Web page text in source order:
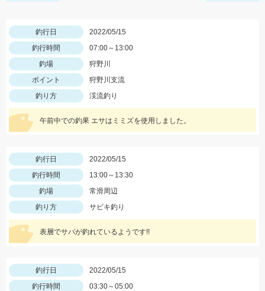
釣行日
2022/05/15
釣行時間
07:00～13:00
釣場
狩野川
ポイント
狩野川支流
釣り方
渓流釣り
午前中での釣果 エサはミミズを使用しました。
釣行日
2022/05/15
釣行時間
13:00～13:30
釣場
常滑周辺
釣り方
サビキ釣り
表層でサバが釣れているようです!!
釣行日
2022/05/15
釣行時間
03:30～05:00